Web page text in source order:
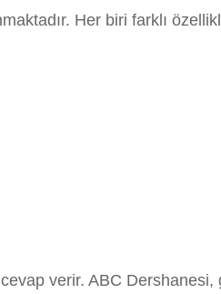
Her biri farklı
verir. ABC Dershanesi,